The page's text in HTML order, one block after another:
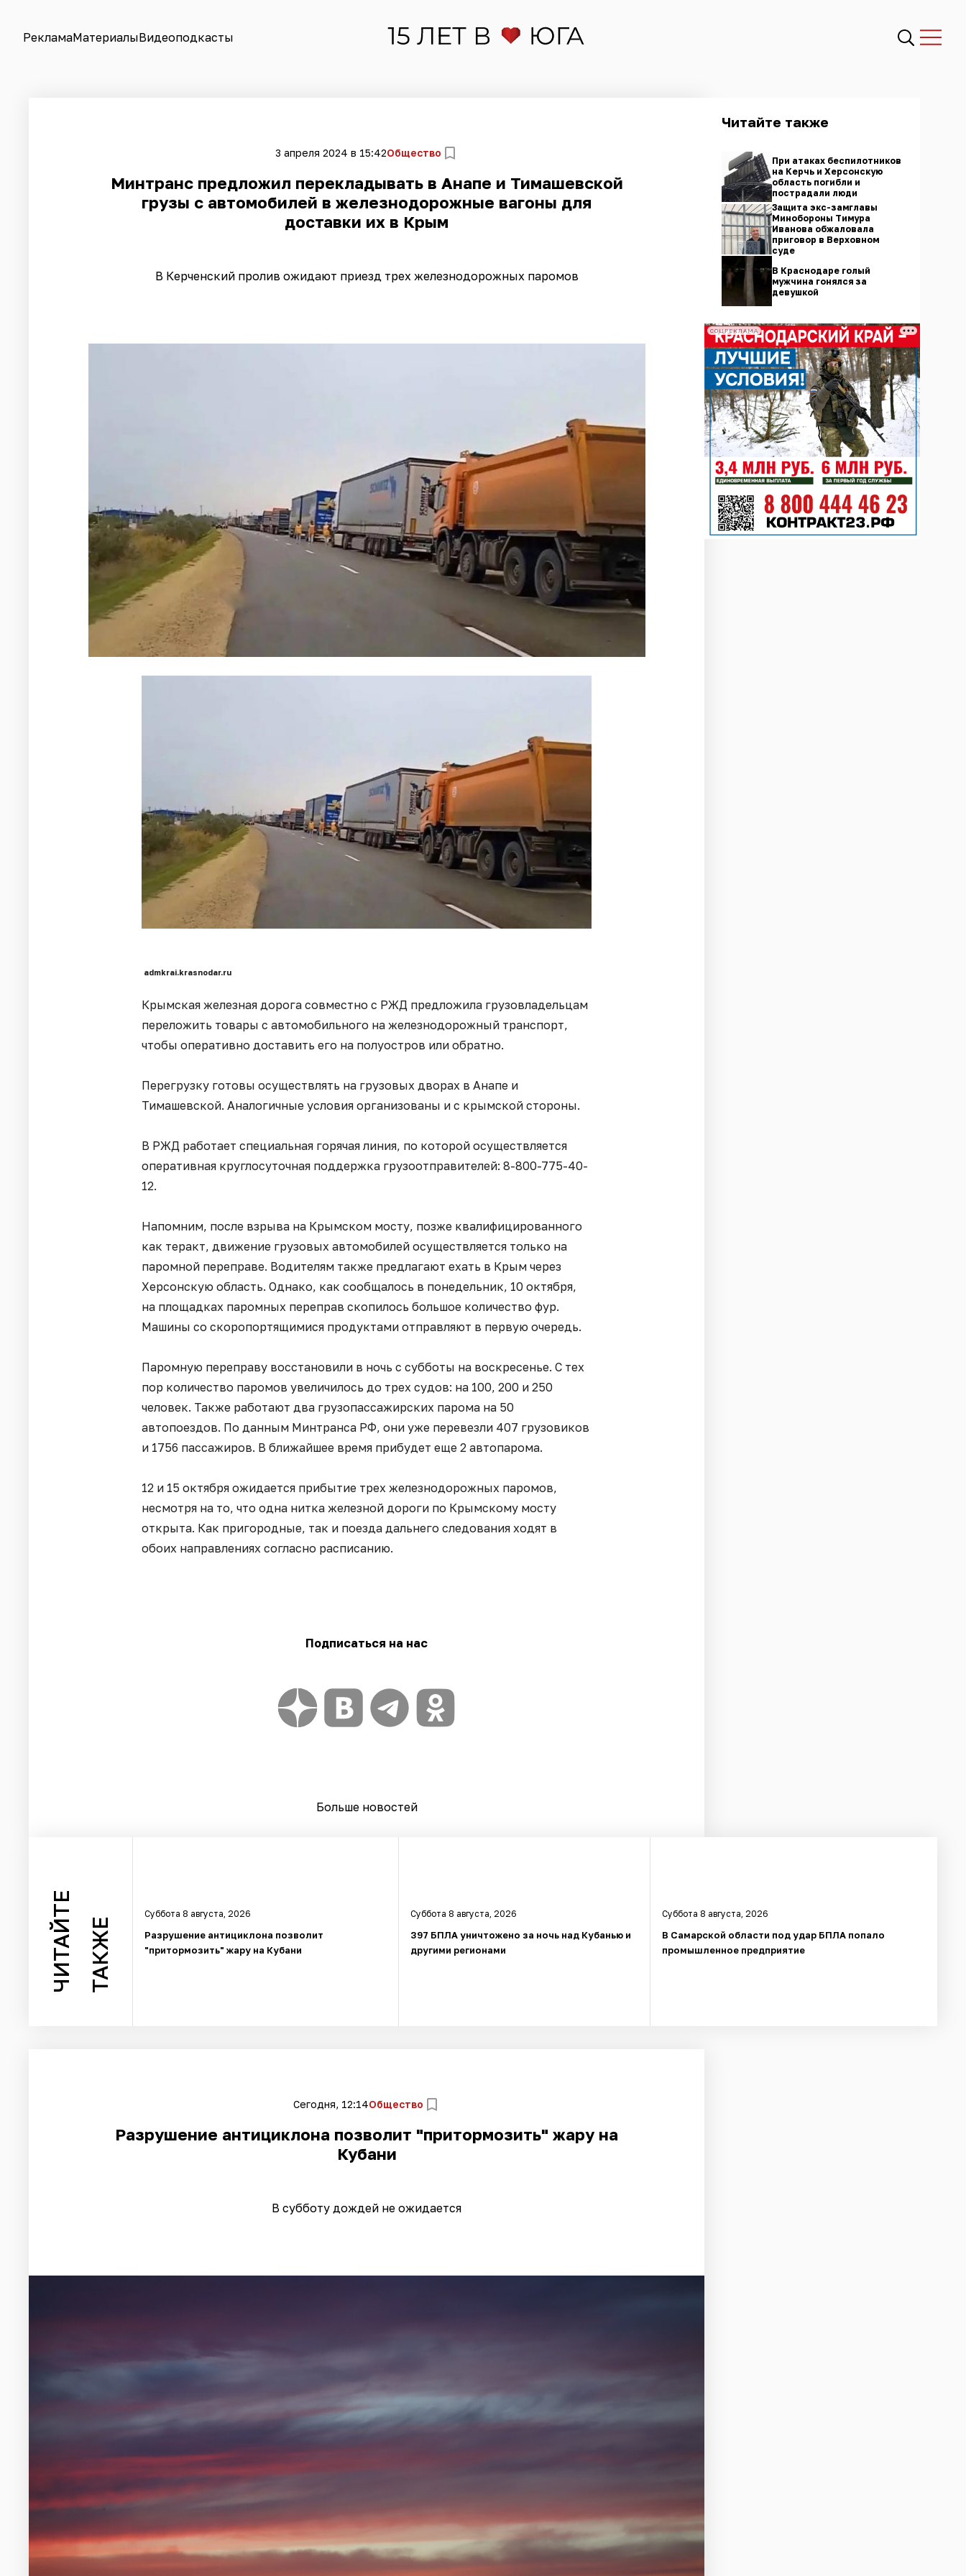
РекламаМатериалыВидеоподкасты
3 апреля 2024 в 15:42Общество
​Минтранс предложил перекладывать в Анапе и Тимашевской
грузы с автомобилей в железнодорожные вагоны для
доставки их в Крым
В Керченский пролив ожидают приезд трех железнодорожных паромов
admkrai.krasnodar.ru
Крымская железная дорога совместно с РЖД предложила грузовладельцам
переложить товары с автомобильного на железнодорожный транспорт,
чтобы оперативно доставить его на полуостров или обратно.
Перегрузку готовы осуществлять на грузовых дворах в Анапе и
Тимашевской. Аналогичные условия организованы и с крымской стороны.
В РЖД работает специальная горячая линия, по которой осуществляется
оперативная круглосуточная поддержка грузоотправителей: 8-800-775-40-
12.
Напомним, после взрыва на Крымском мосту, позже квалифицированного
как теракт, движение грузовых автомобилей осуществляется только на
паромной переправе. Водителям также предлагают ехать в Крым через
Херсонскую область. Однако, как сообщалось в понедельник, 10 октября,
на площадках паромных переправ скопилось большое количество фур.
Машины со скоропортящимися продуктами отправляют в первую очередь.
Паромную переправу восстановили в ночь с субботы на воскресенье. С тех
пор количество паромов увеличилось до трех судов: на 100, 200 и 250
человек. Также работают два грузопассажирских парома на 50
автопоездов. По данным Минтранса РФ, они уже перевезли 407 грузовиков
и 1756 пассажиров. В ближайшее время прибудет еще 2 автопарома.
12 и 15 октября ожидается прибытие трех железнодорожных паромов,
несмотря на то, что одна нитка железной дороги по Крымскому мосту
открыта. Как пригородные, так и поезда дальнего следования ходят в
обоих направлениях согласно расписанию.
Подписаться на нас
Больше новостей
Читайте также
При атаках беспилотников
на Керчь и Херсонскую
область погибли и
пострадали люди
Защита экс-замглавы
Минобороны Тимура
Иванова обжаловала
приговор в Верховном
суде
В Краснодаре голый
мужчина гонялся за
девушкой
СОЦРЕКЛАМА
ЧИТАЙТЕ ТАКЖЕ
Суббота 8 августа, 2026
Разрушение антициклона позволит
"притормозить" жару на Кубани
Суббота 8 августа, 2026
397 БПЛА уничтожено за ночь над Кубанью и
другими регионами
Суббота 8 августа, 2026
В Самарской области под удар БПЛА попало
промышленное предприятие
Сегодня, 12:14Общество
Разрушение антициклона позволит "притормозить" жару на
Кубани
В субботу дождей не ожидается